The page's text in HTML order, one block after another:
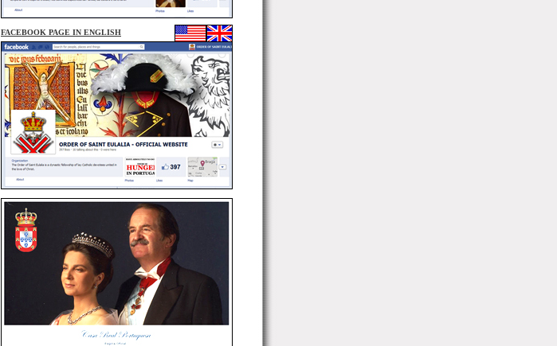
FACEBOOK PAGE IN ENGLISH